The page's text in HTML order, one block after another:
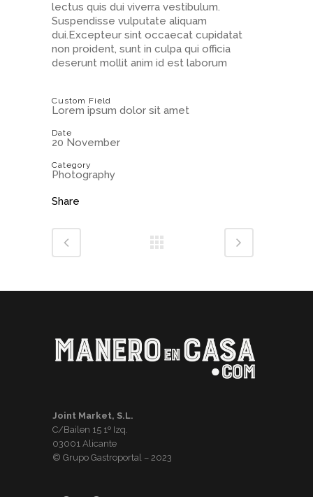
lectus quis dui viverra vestibulum.
Suspendisse vulputate aliquam
dui.Excepteur sint occaecat cupidatat
non proident, sunt in culpa qui officia
deserunt mollit anim id est laborum
Custom Field
Lorem ipsum dolor sit amet
Date
20 November
Category
Photography
Share
Joint Market, S.L.
C/Bailen 15 1º Izq.
03001 Alicante
© Grupo Gastroportal – 2023